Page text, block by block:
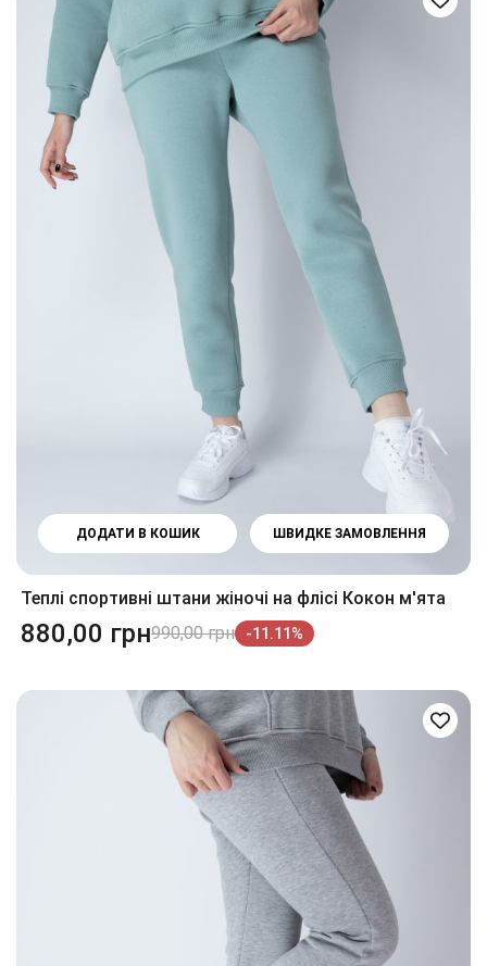
ДОДАТИ В КОШИК ШВИДКЕ ЗАМОВЛЕННЯ
Теплі спортивні штани жіночі на флісі Кокон м'ята
880,00 грн990,00 грн -11.11%